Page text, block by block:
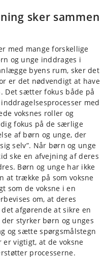
sker sammen
med mange forskellige
og unge inddrages i
byens rum, sker det
er det nødvendigt at have
Det sætter fokus både på
med
voksnes roller og
fokus på de særlige
af børn og unge, der
selv”. Når børn og unge
ske en afvejning af deres
Børn og unge har ikke
at trække på som voksne
som de voksne i en
om, at deres
afgørende at sikre en
styrker børn og unges
og sætte spørgsmålstegn
er vigtigt, at de voksne
processerne.